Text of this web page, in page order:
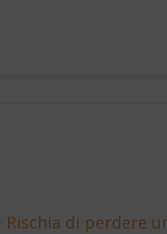
Rischia di perdere